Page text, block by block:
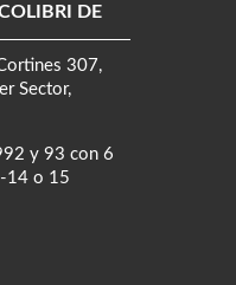
DE
307,
Sector,
y 93 con 6
14 o 15